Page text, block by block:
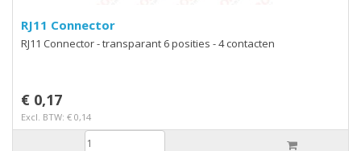
RJ11 Connector
RJ11 Connector - transparant 6 posities - 4 contacten
€ 0,17
Excl. BTW: € 0,14